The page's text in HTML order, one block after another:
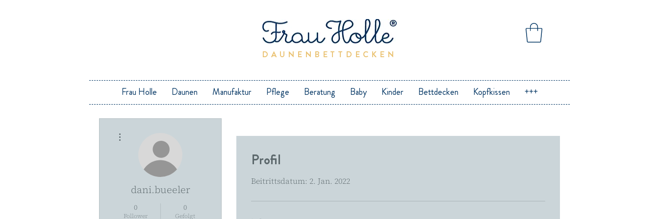
DAUNENBETTDECKEN
Frau Holle Daunen Manufaktur Pflege Beratung Baby Kinder Bettdecken Kopfkissen +++
Profil
Beitrittsdatum: 2. Jan. 2022
dani.bueeler
0
Follower
0
Gefolgt